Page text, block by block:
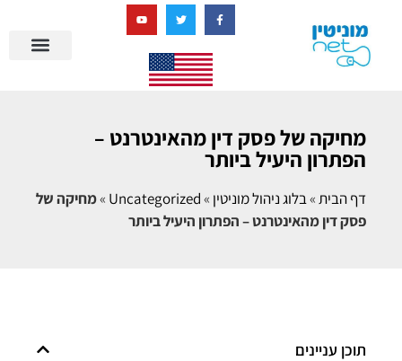
מחיקה של פסק דין מהאינטרנט –
הפתרון היעיל ביותר
דף הבית»בלוג ניהול מוניטין »
Uncategorized
»מחיקה של
פסק דין מהאינטרנט – הפתרון היעיל ביותר
תוכן עניינים